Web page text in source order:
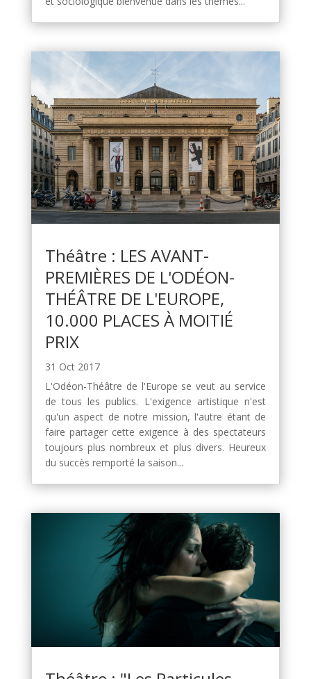
Théâtre : LES AVANT-
PREMIÈRES DE L'ODÉON-
THÉÂTRE DE L'EUROPE,
10.000 PLACES À MOITIÉ
PRIX
31 Oct 2017
L'Odéon-Théâtre de l'Europe se veut au service
de tous les publics. L'exigence artistique n'est
qu'un aspect de notre mission, l'autre étant de
faire partager cette exigence à des spectateurs
toujours plus nombreux et plus divers. Heureux
du succès remporté la saison...